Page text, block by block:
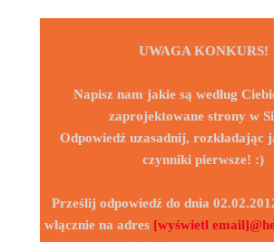
UWAGA KONKURS!
Napisz nam jakie są według
zaprojektowane strony w
Odpowiedź uzasadnij, rozkładając
czynniki pierwsze! :)
Prześlij odpowiedź do dnia
włącznie na adres [wyświetl